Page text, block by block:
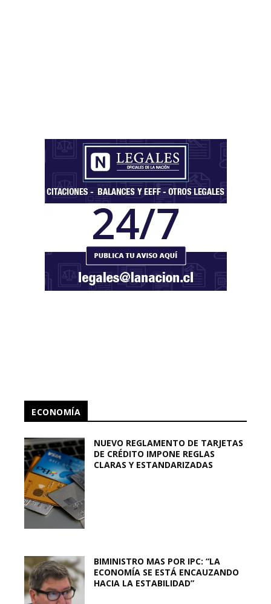
ECONOMÍA
NUEVO REGLAMENTO DE TARJETAS
DE CRÉDITO IMPONE REGLAS
CLARAS Y ESTANDARIZADAS
BIMINISTRO MAS POR IPC: “LA
ECONOMÍA SE ESTÁ ENCAUZANDO
HACIA LA ESTABILIDAD”